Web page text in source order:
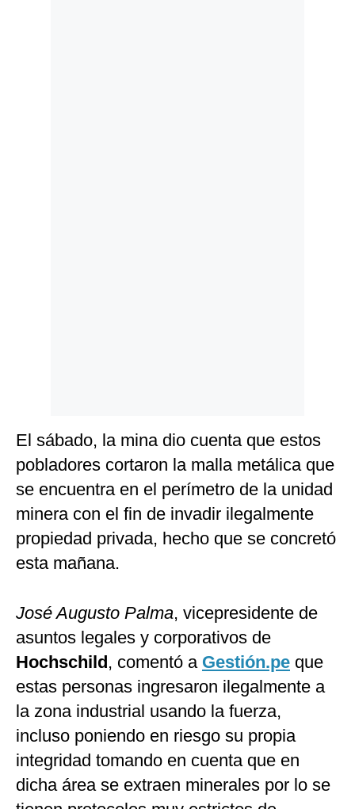
El sábado, la mina dio cuenta que estos
pobladores cortaron la malla metálica que
se encuentra en el perímetro de la unidad
minera con el fin de invadir ilegalmente
propiedad privada, hecho que se concretó
esta mañana.
José Augusto Palma, vicepresidente de
asuntos legales y corporativos de
Hochschild, comentó a Gestión.pe que
estas personas ingresaron ilegalmente a
la zona industrial usando la fuerza,
incluso poniendo en riesgo su propia
integridad tomando en cuenta que en
dicha área se extraen minerales por lo se